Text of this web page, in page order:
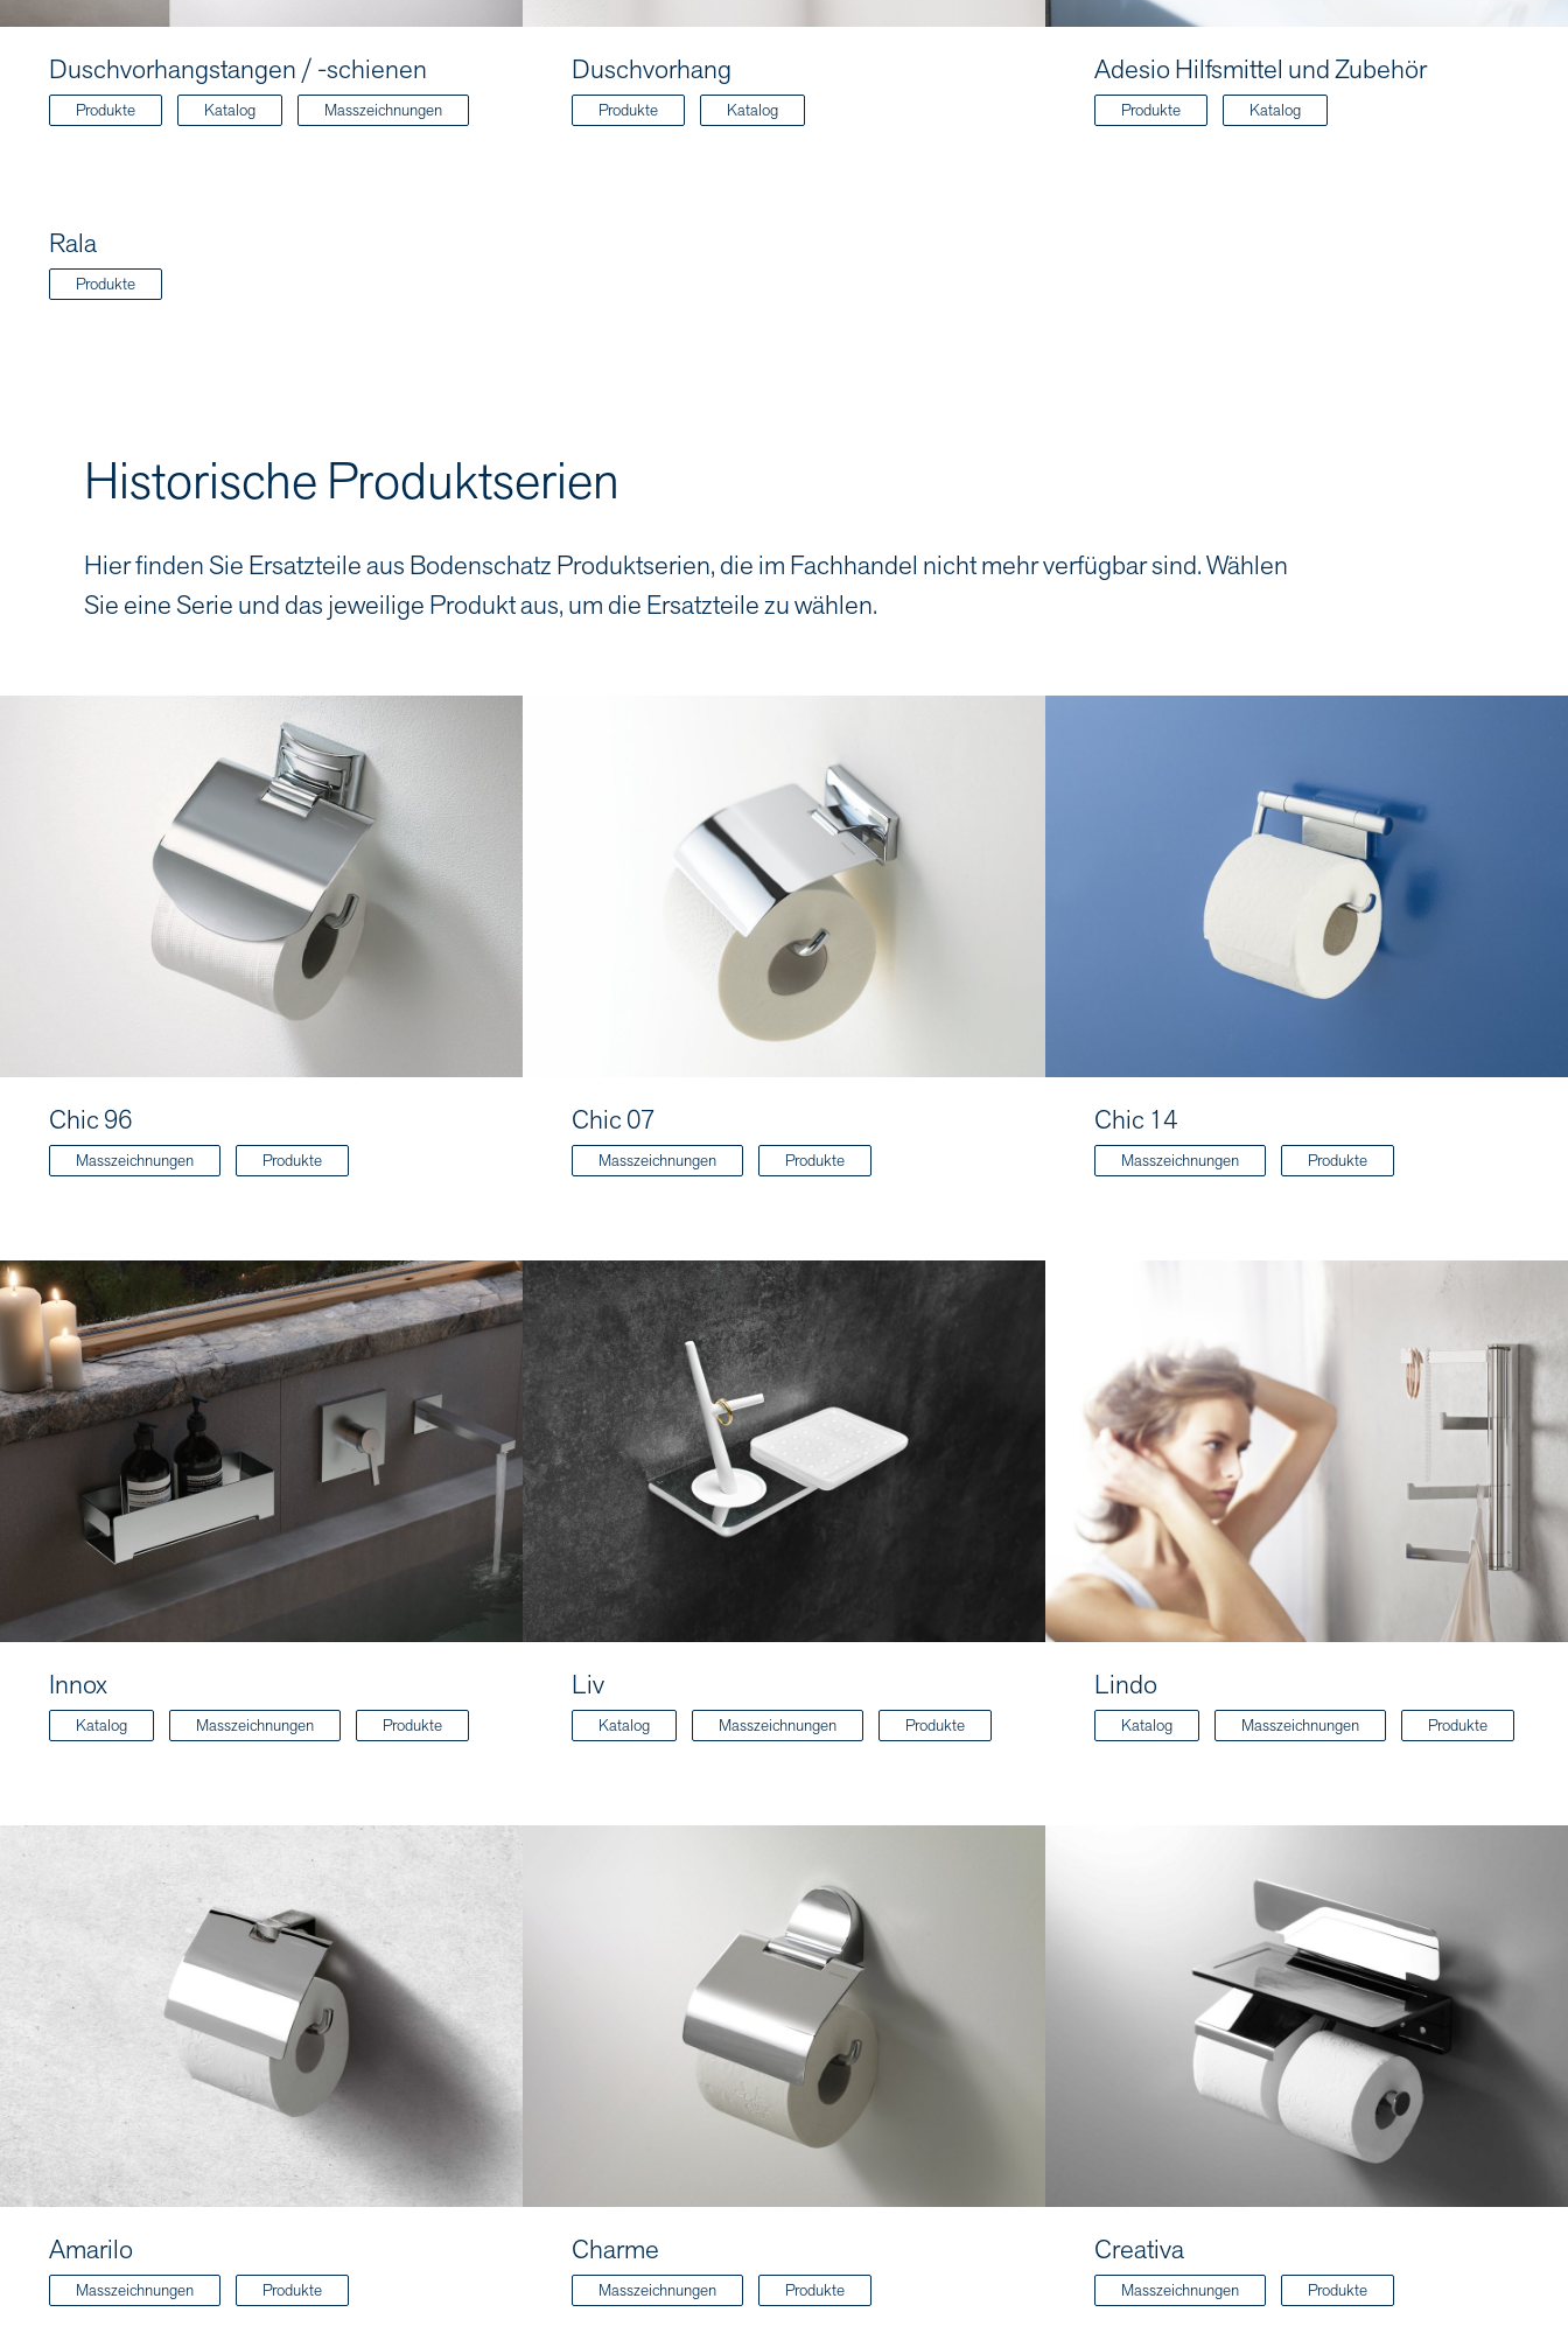
Duschvorhangstangen / -schienen
Produkte Katalog Masszeichnungen
Duschvorhang
Produkte Katalog
Adesio Hilfsmittel und Zubehör
Produkte Katalog
Rala
Produkte
Historische Produktserien
Hier finden Sie Ersatzteile aus Bodenschatz Produktserien, die im Fachhandel nicht mehr verfügbar sind. Wählen
Sie eine Serie und das jeweilige Produkt aus, um die Ersatzteile zu wählen.
Chic 96
Masszeichnungen Produkte
Chic 07
Masszeichnungen Produkte
Chic 14
Masszeichnungen Produkte
Innox
Katalog Masszeichnungen Produkte
Liv
Katalog Masszeichnungen Produkte
Lindo
Katalog Masszeichnungen Produkte
Amarilo
Masszeichnungen Produkte
Charme
Masszeichnungen Produkte
Creativa
Masszeichnungen Produkte